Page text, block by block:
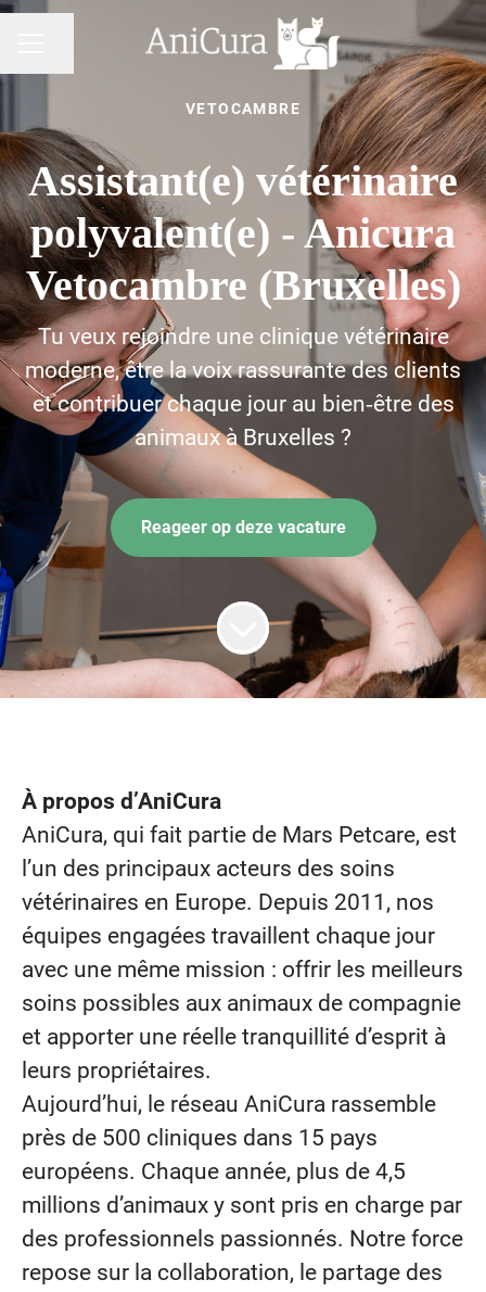
VETOCAMBRE
Assistant(e) vétérinaire
polyvalent(e) - Anicura
Vetocambre (Bruxelles)
Tu veux rejoindre une clinique vétérinaire
moderne, être la voix rassurante des clients
et contribuer chaque jour au bien‑être des
animaux à Bruxelles ?
Reageer op deze vacature
À propos d’AniCura
AniCura, qui fait partie de Mars Petcare, est
l’un des principaux acteurs des soins
vétérinaires en Europe. Depuis 2011, nos
équipes engagées travaillent chaque jour
avec une même mission : offrir les meilleurs
soins possibles aux animaux de compagnie
et apporter une réelle tranquillité d’esprit à
leurs propriétaires.
Aujourd’hui, le réseau AniCura rassemble
près de 500 cliniques dans 15 pays
européens. Chaque année, plus de 4,5
millions d’animaux y sont pris en charge par
des professionnels passionnés. Notre force
repose sur la collaboration, le partage des